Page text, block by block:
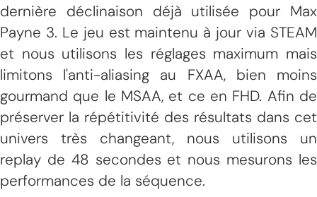
dernière déclinaison déjà utilisée pour Max
Payne 3. Le jeu est maintenu à jour via STEAM
et nous utilisons les réglages maximum mais
limitons l'anti-aliasing au FXAA, bien moins
gourmand que le MSAA, et ce en FHD. Afin de
préserver la répétitivité des résultats dans cet
univers très changeant, nous utilisons un
replay de 48 secondes et nous mesurons les
performances de la séquence.